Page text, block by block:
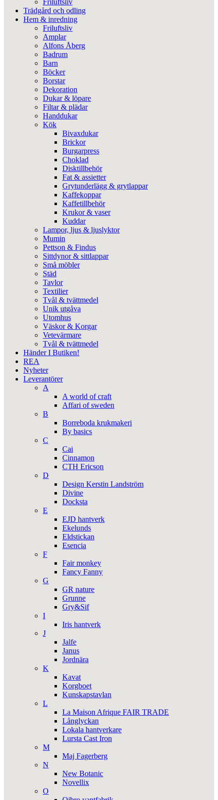
Friluftsliv
Trädgård och odling
Hem & inredning
Friluftsliv
Amplar
Alfons Åberg
Badrum
Barn
Böcker
Borstar
Dekoration
Dukar & löpare
Filtar & plädar
Handdukar
Kök
Bivaxdukar
Brickor
Burgarpress
Choklad
Disktillbehör
Fat & assietter
Grytunderlägg & grytlappar
Kaffekoppar
Kaffetillbehör
Krukor & vaser
Kuddar
Lampor, ljus & ljuslyktor
Mumin
Pettson & Findus
Sittdynor & sittlappar
Små möbler
Städ
Tavlor
Textilier
Tvål & tvättmedel
Unik utgåva
Utomhus
Väskor & Korgar
Vetevärmare
Tvål & tvättmedel
Händer I Butiken!
REA
Nyheter
Leverantörer
A
A world of craft
Affari of sweden
B
Borreboda krukmakeri
By basics
C
Cai
Cinnamon
CTH Ericson
D
Design Kerstin Landström
Divine
Docksta
E
EJD hantverk
Ekelunds
Eldstickan
Esencia
F
Fair monkey
Fancy Fanny
G
GR nature
Grunne
Gry&Sif
I
Iris hantverk
J
Jalfe
Janus
Jordnära
K
Kavat
Korgboet
Kunskapstavlan
L
La Maison Afrique FAIR TRADE
Långlyckan
Lokala hantverkare
Lursta Cast Iron
M
Maj Fagerberg
N
New Botanic
Novellix
O